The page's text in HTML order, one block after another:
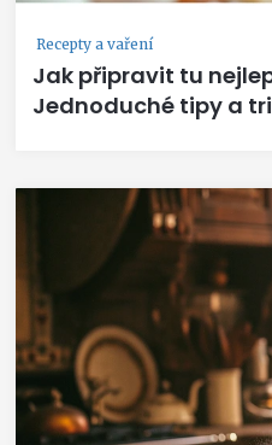
Recepty a vaření
Jak připravit tu
Jednoduché tipy a